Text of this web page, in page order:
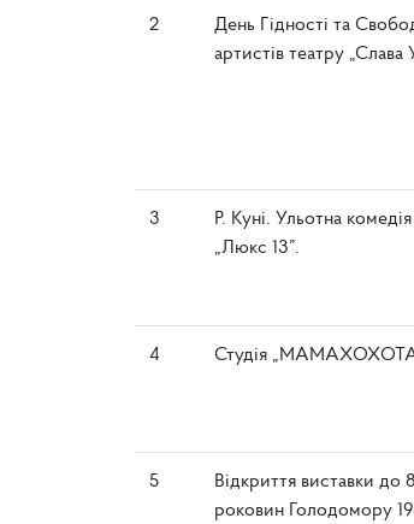
2
День Гідності та
артистів театру „Слава
3
Р. Куні. Ульотна комедія
„Люкс 13”.
4 Студія
5
Відкриття виставки до
роковин Голодомору